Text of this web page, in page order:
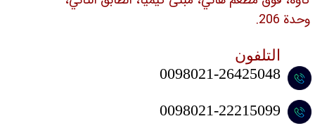
وحدة 206.
التلفون
0098021-26425048
​​​​​​​0098021-22215099